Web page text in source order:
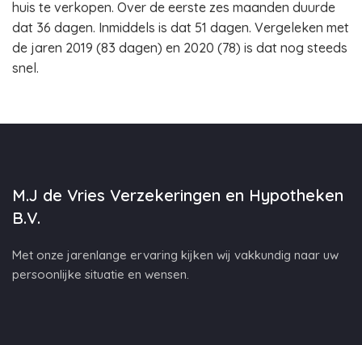
huis te verkopen. Over de eerste zes maanden duurde
dat 36 dagen. Inmiddels is dat 51 dagen. Vergeleken met
de jaren 2019 (83 dagen) en 2020 (78) is dat nog steeds
snel.
M.J de Vries Verzekeringen en Hypotheken
B.V.
Met onze jarenlange ervaring kijken wij vakkundig naar uw
persoonlijke situatie en wensen.